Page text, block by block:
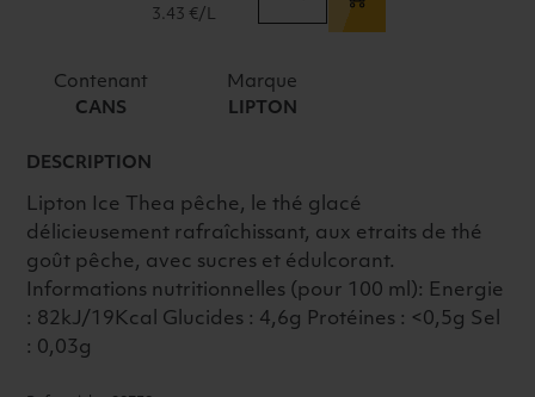
LIPTON
TEA
3.43 €/L
Contenant
CANS
Marque
LIPTON
DESCRIPTION
Lipton Ice Thea pêche, le thé glacé
délicieusement rafraîchissant, aux etraits de thé
goût pêche, avec sucres et édulcorant.
Informations nutritionnelles (pour 100 ml): Energie
: 82kJ/19Kcal Glucides : 4,6g Protéines : <0,5g Sel
: 0,03g